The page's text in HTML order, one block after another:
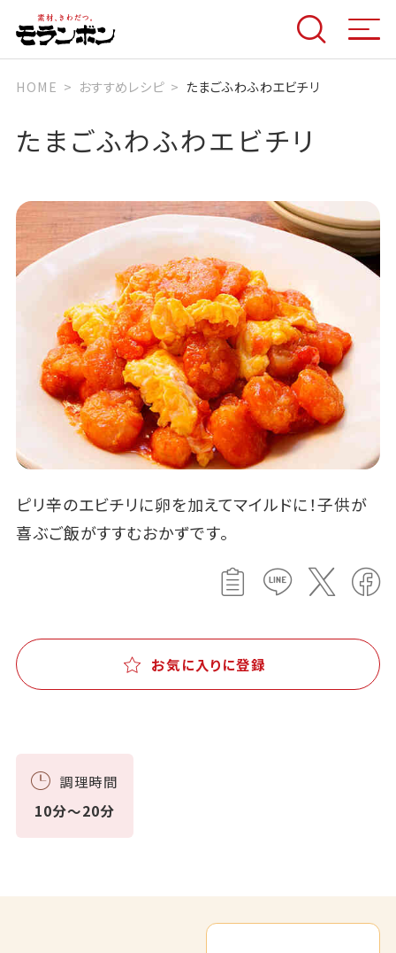
HOME おすすめレシピ たまごふわふわエビチリ
たまごふわふわエビチリ
ピリ辛のエビチリに卵を加えてマイルドに！子供が
喜ぶご飯がすすむおかずです。
お気に入りに登録
調理時間
10分～20分